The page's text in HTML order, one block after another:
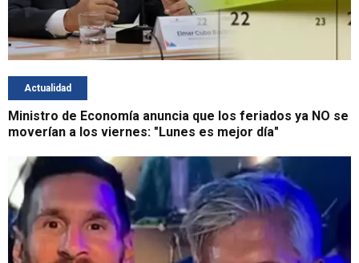
Actualidad
Ministro de Economía anuncia que los feriados ya NO se
moverían a los viernes: "Lunes es mejor día"